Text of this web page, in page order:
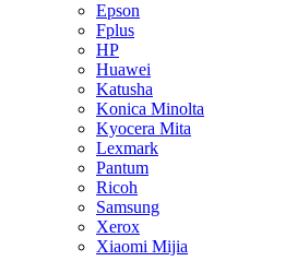
Epson
Fplus
HP
Huawei
Katusha
Konica Minolta
Kyocera Mita
Lexmark
Pantum
Ricoh
Samsung
Xerox
Xiaomi Mijia